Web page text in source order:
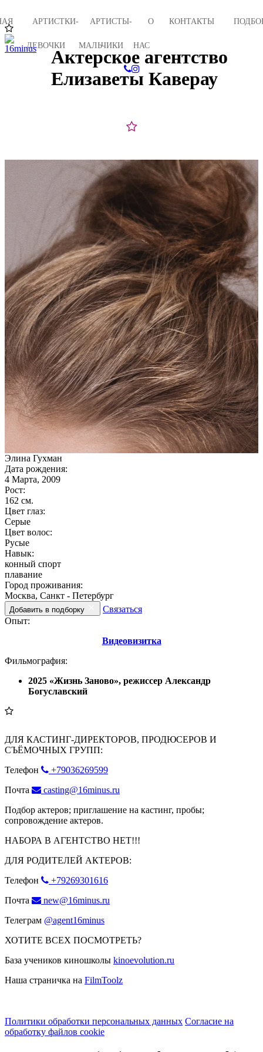
АРТИСТКИ-
ДЕВОЧКИ
АРТИСТЫ-
МАЛЬЧИКИ
О
НАС
КОНТАКТЫ
Актерское агентство
Елизаветы Каверау
Элина Гухман
Дата рождения:
4 Марта, 2009
Рост:
162 cм.
Цвет глаз:
Серые
Цвет волос:
Русые
Навык:
конный спорт
плавание
Город проживания:
Москва, Санкт - Петербург
Добавить в подборку
Связаться
Опыт:
Видеовизитка
Фильмография:
2025 «Жизнь Заново», режиссер Александр
Богуславский
ДЛЯ КАСТИНГ-ДИРЕКТОРОВ, ПРОДЮСЕРОВ И
СЪЁМОЧНЫХ ГРУПП:
Телефон
+79036269599
Почта
casting@16minus.ru
Подбор актеров; приглашение на кастинг, пробы;
сопровождение актеров.
НАБОРА В АГЕНТСТВО НЕТ!!!
ДЛЯ РОДИТЕЛЕЙ АКТЕРОВ:
Телефон
+79269301616
Почта
new@16minus.ru
Телеграм @agent16minus
ХОТИТЕ ВСЕХ ПОСМОТРЕТЬ?
База учеников киношколы kinoevolution.ru
Наша страничка на FilmToolz
Политики обработки персональных данных Согласие на
обработку файлов cookie